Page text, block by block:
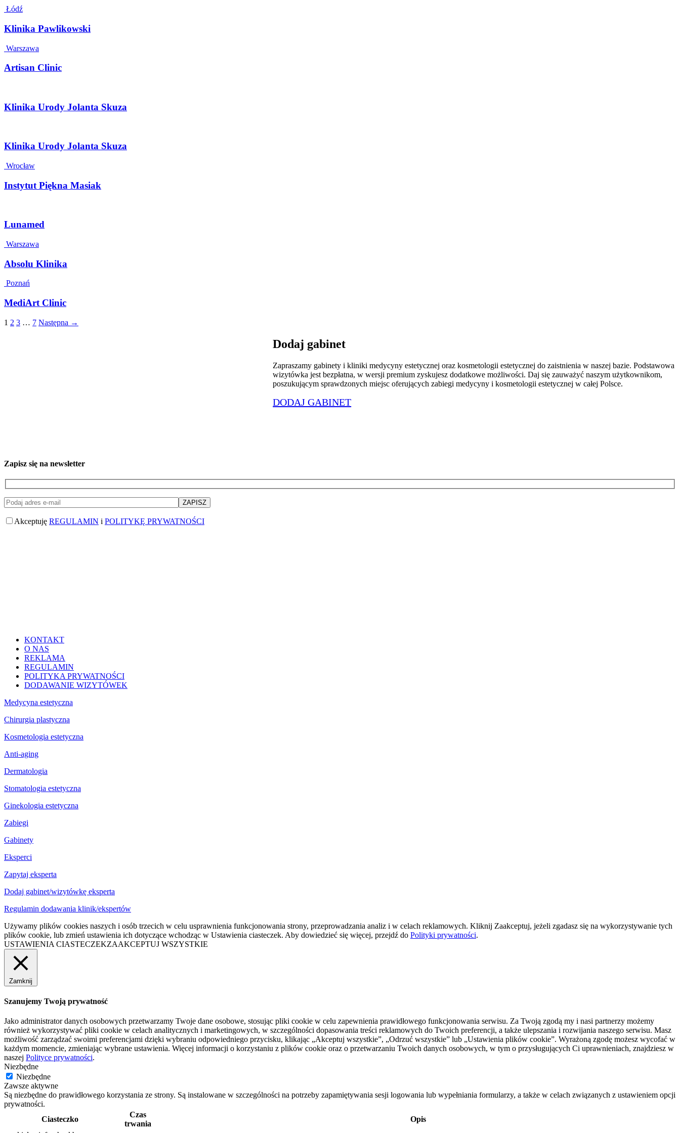
Łódź
Klinika Pawlikowski
Warszawa
Artisan Clinic
Klinika Urody Jolanta Skuza
Klinika Urody Jolanta Skuza
Wrocław
Instytut Piękna Masiak
Lunamed
Warszawa
Absolu Klinika
Poznań
MediArt Clinic
1 2 3 … 7 Następna →
Dodaj gabinet
Zapraszamy gabinety i kliniki medycyny estetycznej oraz kosmetologii estetycznej do zaistnienia w naszej bazie. Podstawowa
wizytówka jest bezpłatna, w wersji premium zyskujesz dodatkowe możliwości. Daj się zauważyć naszym użytkownikom,
poszukującym sprawdzonych miejsc oferujących zabiegi medycyny i kosmetologii estetycznej w całej Polsce.
DODAJ GABINET
Zapisz się na newsletter
Akceptuję REGULAMIN i POLITYKĘ PRYWATNOŚCI
KONTAKT
O NAS
REKLAMA
REGULAMIN
POLITYKA PRYWATNOŚCI
DODAWANIE WIZYTÓWEK
Medycyna estetyczna
Chirurgia plastyczna
Kosmetologia estetyczna
Anti-aging
Dermatologia
Stomatologia estetyczna
Ginekologia estetyczna
Zabiegi
Gabinety
Eksperci
Zapytaj eksperta
Dodaj gabinet/wizytówkę eksperta
Regulamin dodawania klinik/ekspertów
Używamy plików cookies naszych i osób trzecich w celu usprawnienia funkcjonowania strony, przeprowadzania analiz i w celach reklamowych. Kliknij Zaakceptuj, jeżeli zgadasz się na wykorzystywanie tych
plików cookie, lub zmień ustawienia ich dotyczące wchodząc w Ustawienia ciasteczek. Aby dowiedzieć się więcej, przejdź do Polityki prywatności.
USTAWIENIA CIASTECZEKZAAKCEPTUJ WSZYSTKIE
Zamknij
Szanujemy Twoją prywatność
Jako administrator danych osobowych przetwarzamy Twoje dane osobowe, stosując pliki cookie w celu zapewnienia prawidłowego funkcjonowania serwisu. Za Twoją zgodą my i nasi partnerzy możemy
również wykorzystywać pliki cookie w celach analitycznych i marketingowych, w szczególności dopasowania treści reklamowych do Twoich preferencji, a także ulepszania i rozwijania naszego serwisu. Masz
możliwość zarządzać swoimi preferencjami dzięki wybraniu odpowiedniego przycisku, klikając „Akceptuj wszystkie”, „Odrzuć wszystkie” lub „Ustawienia plików cookie”. Wyrażoną zgodę możesz wycofać w
każdym momencie, zmieniając wybrane ustawienia. Więcej informacji o korzystaniu z plików cookie oraz o przetwarzaniu Twoich danych osobowych, w tym o przysługujących Ci uprawnieniach, znajdziesz w
naszej Polityce prywatności.
Niezbędne
Niezbędne
Zawsze aktywne
Są niezbędne do prawidłowego korzystania ze strony. Są instalowane w szczególności na potrzeby zapamiętywania sesji logowania lub wypełniania formularzy, a także w celach związanych z ustawieniem opcji
prywatności.
Ciasteczko
Czas
trwania
Opis